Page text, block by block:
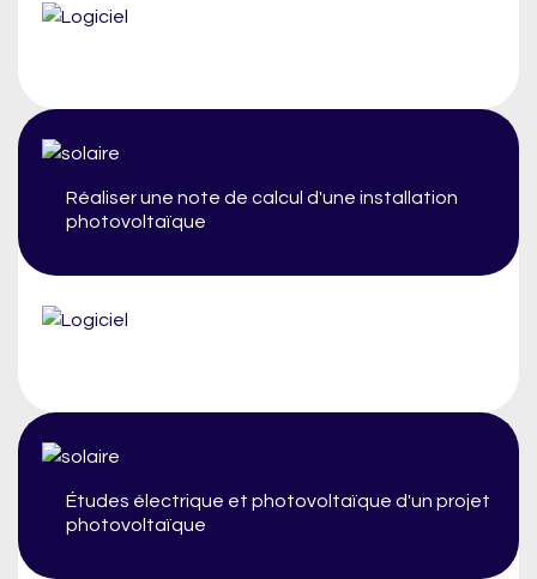
Réaliser une note de calcul d'une installation
photovoltaïque
Études électrique et photovoltaïque d'un projet
photovoltaïque